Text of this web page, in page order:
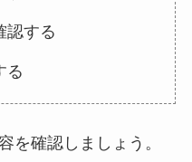
認する
る
を確認しましょう。